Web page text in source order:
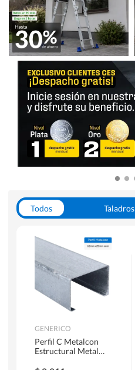
Todos Taladros
Herramientas Manuales
GENERICO
Perfil C Metalcon
Estructural Metal